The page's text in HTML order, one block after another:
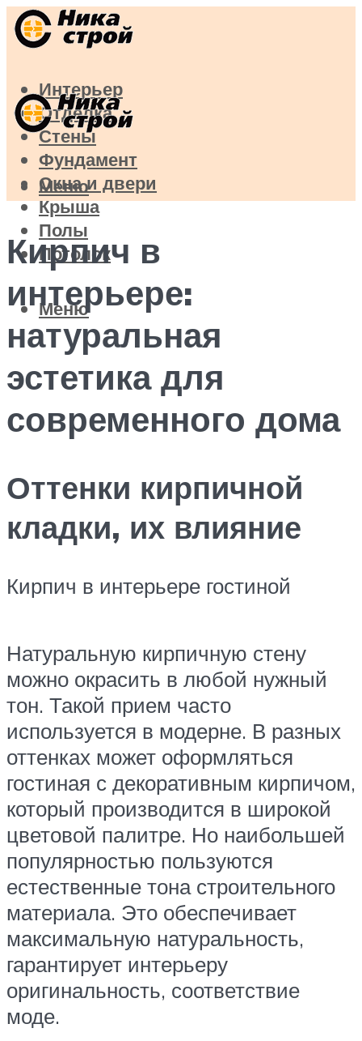
Интерьер
Отделка
Стены
Фундамент
Окна и двери
Крыша
Полы
Потолок
Меню
Меню
Кирпич в
интерьере:
натуральная
эстетика для
современного дома
Оттенки кирпичной
кладки, их влияние
Кирпич в интерьере гостиной
Натуральную кирпичную стену
можно окрасить в любой нужный
тон. Такой прием часто
используется в модерне. В разных
оттенках может оформляться
гостиная с декоративным кирпичом,
который производится в широкой
цветовой палитре. Но наибольшей
популярностью пользуются
естественные тона строительного
материала. Это обеспечивает
максимальную натуральность,
гарантирует интерьеру
оригинальность, соответствие
моде.